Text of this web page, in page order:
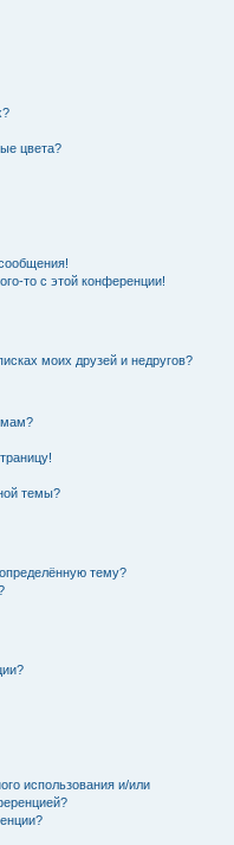
цвета?
то с этой конференции!
моих друзей и недругов?
темы?
тему?
использования и/или